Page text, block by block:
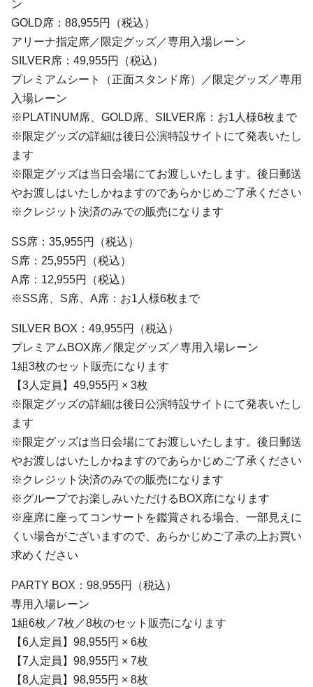
ン
GOLD席：88,955円（税込）
アリーナ指定席／限定グッズ／専用入場レーン
SILVER席：49,955円（税込）
プレミアムシート（正面スタンド席）／限定グッズ／専用
入場レーン
※PLATINUM席、GOLD席、SILVER席：お1人様6枚まで
※限定グッズの詳細は後日公演特設サイトにて発表いたし
ます
※限定グッズは当日会場にてお渡しいたします。後日郵送
やお渡しはいたしかねますのであらかじめご了承ください
※クレジット決済のみでの販売になります
SS席：35,955円（税込）
S席：25,955円（税込）
A席：12,955円（税込）
※SS席、S席、A席：お1人様6枚まで
SILVER BOX：49,955円（税込）
プレミアムBOX席／限定グッズ／専用入場レーン
1組3枚のセット販売になります
【3人定員】49,955円 × 3枚
※限定グッズの詳細は後日公演特設サイトにて発表いたし
ます
※限定グッズは当日会場にてお渡しいたします。後日郵送
やお渡しはいたしかねますのであらかじめご了承ください
※クレジット決済のみでの販売になります
※グループでお楽しみいただけるBOX席になります
※座席に座ってコンサートを鑑賞される場合、一部見えに
くい場合がございますので、あらかじめご了承の上お買い
求めください
PARTY BOX：98,955円（税込）
専用入場レーン
1組6枚／7枚／8枚のセット販売になります
【6人定員】98,955円 × 6枚
【7人定員】98,955円 × 7枚
【8人定員】98,955円 × 8枚